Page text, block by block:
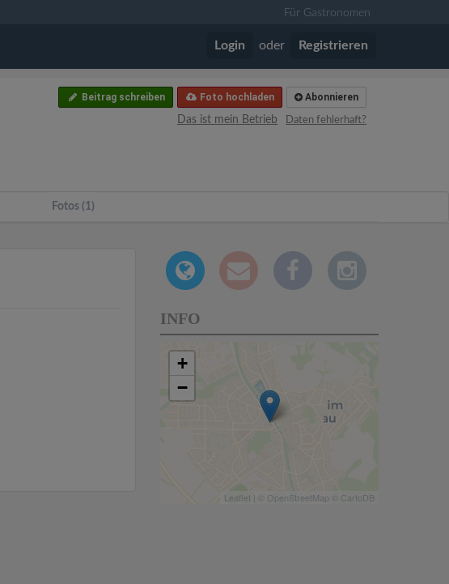
Für Gastronomen
Login oder Registrieren
Abonnieren
Foto hochladen
Beitrag schreiben
Daten fehlerhaft?
Das ist mein Betrieb
Fotos (1)
INFO
+
−
Leaflet | © OpenStreetMap © CartoDB